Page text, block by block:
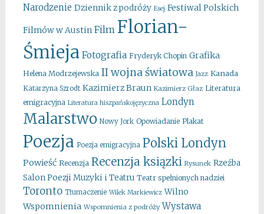
Narodzenie Dziennik z podróży Esej Festiwal Polskich
Filmów w Austin Film Florian-
Śmieja Fotografia Fryderyk Chopin Grafika
Helena Modrzejewska II wojna światowa Jazz Kanada
Katarzyna Szrodt Kazimierz Braun Kazimierz Głaz Literatura
emigracyjna Literatura hiszpańskojęzyczna Londyn
Malarstwo Nowy Jork Opowiadanie Plakat
Poezja Poezja emigracyjna Polski Londyn
Powieść Recenzja Recenzja ksiązki Rysunek Rzeźba
Salon Poezji Muzyki i Teatru Teatr spełnionych nadziei
Toronto Tłumaczenie Wilek Markiewicz Wilno
Wspomnienia Wspomnienia z podróży Wystawa